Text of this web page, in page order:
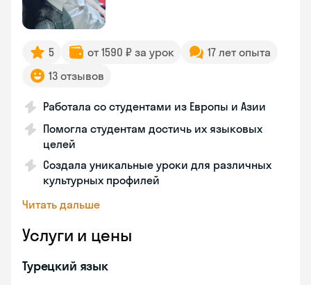
5 от 1590 ₽ за урок
17 лет опыта
13 отзывов
Работала со студентами из Европы и Азии
Помогла студентам достичь их языковых
целей
Создала уникальные уроки для различных
культурных профилей
Читать дальше
Услуги и цены
Турецкий язык